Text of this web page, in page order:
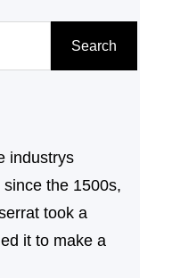
Search
industrys
the 1500s,
took a
it to make a